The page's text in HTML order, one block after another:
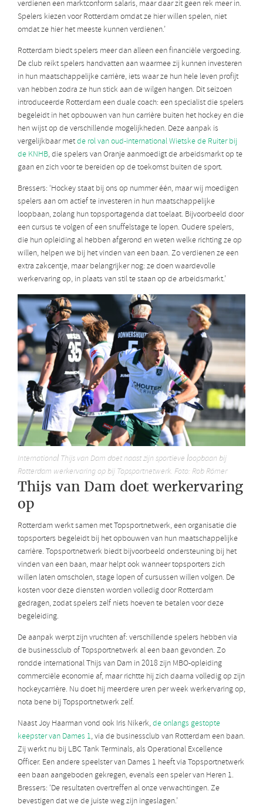
verdienen een marktconform salaris, maar daar zit geen rek meer in.
Spelers kiezen voor Rotterdam omdat ze hier willen spelen, niet
omdat ze hier het meeste kunnen verdienen.’
Rotterdam biedt spelers meer dan alleen een financiële vergoeding.
De club reikt spelers handvatten aan waarmee zij kunnen investeren
in hun maatschappelijke carrière, iets waar ze hun hele leven profijt
van hebben zodra ze hun stick aan de wilgen hangen. Dit seizoen
introduceerde Rotterdam een duale coach: een specialist die spelers
begeleidt in het opbouwen van hun carrière buiten het hockey en die
hen wijst op de verschillende mogelijkheden. Deze aanpak is
vergelijkbaar metde rol van oud-international Wietske de Ruiter bij
de KNHB, die spelers van Oranje aanmoedigt de arbeidsmarkt op te
gaan en zich voor te bereiden op de toekomst buiten de sport.
Bressers: ‘Hockey staat bij ons op nummer één, maar wij moedigen
spelers aan om actief te investeren in hun maatschappelijke
loopbaan, zolang hun topsportagenda dat toelaat. Bijvoorbeeld door
een cursus te volgen of een snuffelstage te lopen. Oudere spelers,
die hun opleiding al hebben afgerond en weten welke richting ze op
willen, helpen we bij het vinden van een baan. Zo verdienen ze een
extra zakcentje, maar belangrijker nog: ze doen waardevolle
werkervaring op, in plaats van stil te staan op de arbeidsmarkt.’
International Thijs van Dam doet naast zijn sportieve loopbaan bij
Rotterdam werkervaring op bij Topsportnetwerk. Foto: Rob Römer
Thijs van Dam doet werkervaring
op
Rotterdam werkt samen met Topsportnetwerk, een organisatie die
topsporters begeleidt bij het opbouwen van hun maatschappelijke
carrière. Topsportnetwerk biedt bijvoorbeeld ondersteuning bij het
vinden van een baan, maar helpt ook wanneer topsporters zich
willen laten omscholen, stage lopen of cursussen willen volgen. De
kosten voor deze diensten worden volledig door Rotterdam
gedragen, zodat spelers zelf niets hoeven te betalen voor deze
begeleiding.
De aanpak werpt zijn vruchten af: verschillende spelers hebben via
de businessclub of Topsportnetwerk al een baan gevonden. Zo
rondde international Thijs van Dam in 2018 zijn MBO-opleiding
commerciële economie af, maar richtte hij zich daarna volledig op zijn
hockeycarrière. Nu doet hij meerdere uren per week werkervaring op,
nota bene bij Topsportnetwerk zelf.
Naast Joy Haarman vond ook Iris Nikerk,de onlangs gestopte
keepster van Dames 1, via de businessclub van Rotterdam een baan.
Zij werkt nu bij LBC Tank Terminals, als Operational Excellence
Officer. Een andere speelster van Dames 1 heeft via Topsportnetwerk
een baan aangeboden gekregen, evenals een speler van Heren 1.
Bressers: ‘De resultaten overtreffen al onze verwachtingen. Ze
bevestigen dat we de juiste weg zijn ingeslagen.’